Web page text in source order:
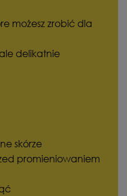
możesz zrobić dla
delikatnie
skórze
promieniowaniem